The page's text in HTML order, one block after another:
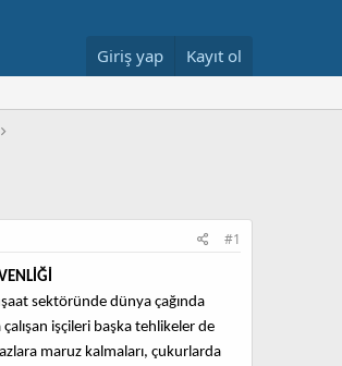
Giriş yap Kayıt ol
#1
sektöründe dünya çağında
işçileri başka tehlikeler de
maruz kalmaları, çukurlarda